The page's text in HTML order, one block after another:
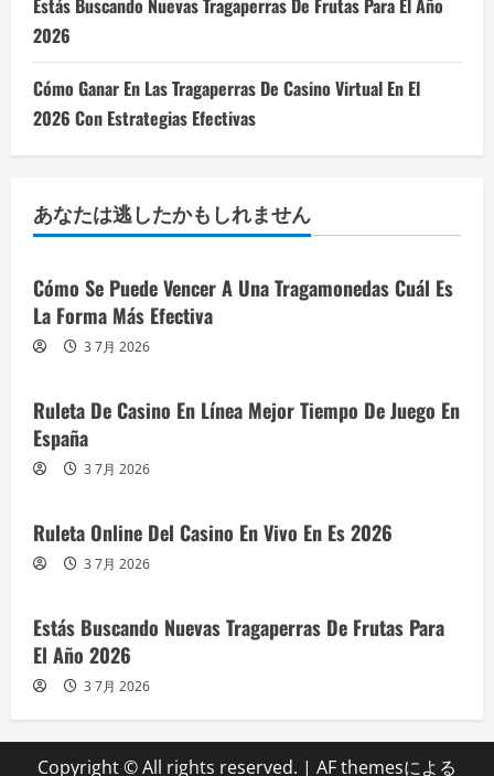
Estás Buscando Nuevas Tragaperras De Frutas Para El Año
2026
Cómo Ganar En Las Tragaperras De Casino Virtual En El
2026 Con Estrategias Efectivas
あなたは逃したかもしれません
Cómo Se Puede Vencer A Una Tragamonedas Cuál Es
La Forma Más Efectiva
3 7月 2026
Ruleta De Casino En Línea Mejor Tiempo De Juego En
España
3 7月 2026
Ruleta Online Del Casino En Vivo En Es 2026
3 7月 2026
Estás Buscando Nuevas Tragaperras De Frutas Para
El Año 2026
3 7月 2026
Copyright © All rights reserved. | AF themesによる